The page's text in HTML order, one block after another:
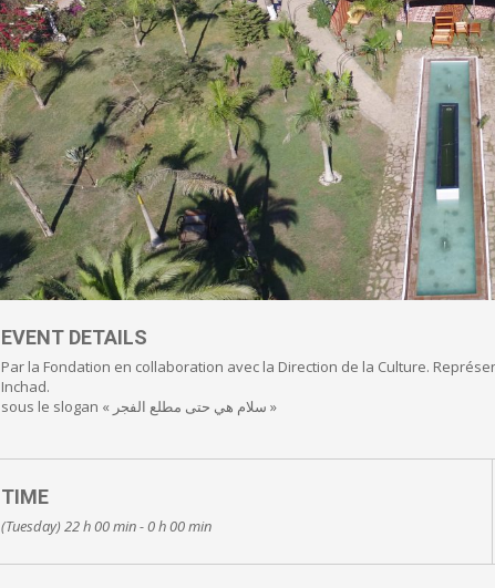
EVENT DETAILS
Par la Fondation en collaboration avec la Direction de la Culture.
Inchad.
sous le slogan « سلام هي حتى مطلع الفجر »
TIME
(Tuesday) 22 h 00 min - 0 h 00 min